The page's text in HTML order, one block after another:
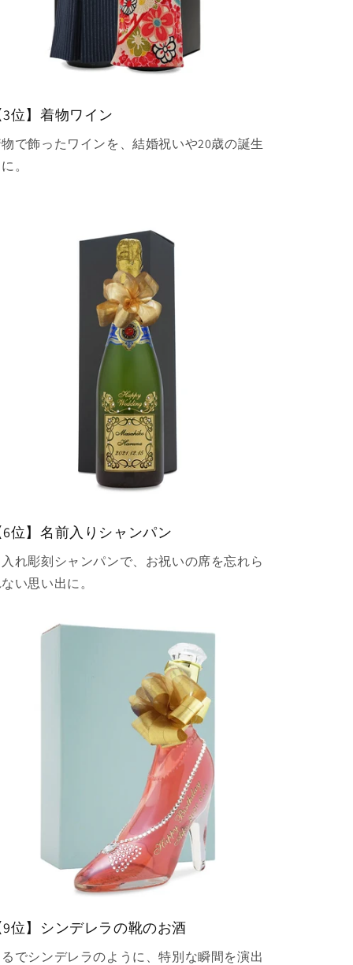
位】着物ワイン
で飾ったワインを、結婚祝いや20歳の誕生
。
位】名前入りシャンパン
れ彫刻シャンパンで、お祝いの席を忘れら
い思い出に。
位】シンデレラの靴のお酒
でシンデレラのように、特別な瞬間を演出